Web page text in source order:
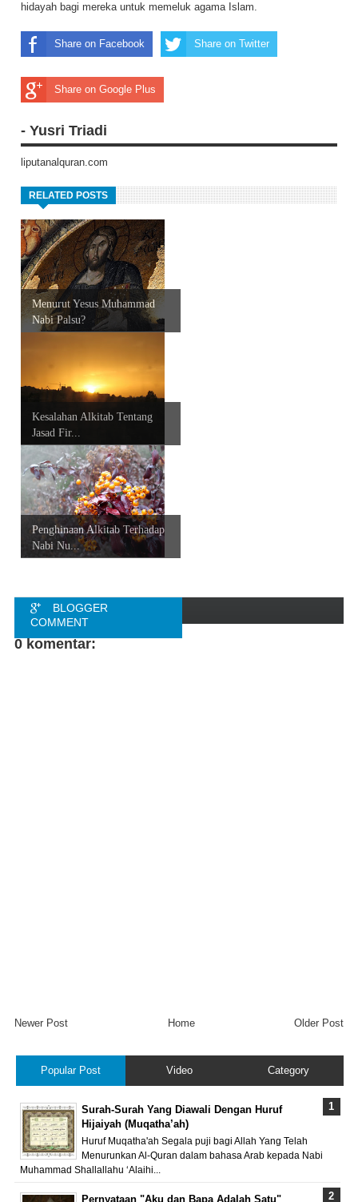
hidayah bagi mereka untuk memeluk agama Islam.
Share on Facebook Share on Twitter
Share on Google Plus
- Yusri Triadi
liputanalquran.com
RELATED POSTS
Menurut Yesus Muhammad
Nabi Palsu?
Kesalahan Alkitab Tentang
Jasad Fir...
Penghinaan Alkitab Terhadap
Nabi Nu...
BLOGGER
COMMENT
0 komentar:
Newer Post Older Post
Home
Popular Post Video Category
Surah-Surah Yang Diawali Dengan Huruf
Hijaiyah (Muqatha’ah)
Huruf Muqatha'ah Segala puji bagi Allah Yang Telah
Menurunkan Al-Quran dalam bahasa Arab kepada Nabi
Muhammad Shallallahu ‘Alaihi...
Pernyataan "Aku dan Bapa Adalah Satu"